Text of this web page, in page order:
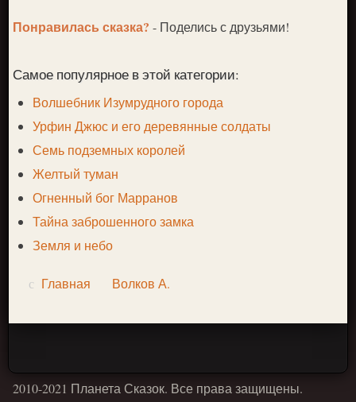
Понравилась сказка?- Поделись с друзьями!
Самое популярное в этой категории:
Волшебник Изумрудного города
Урфин Джюс и его деревянные солдаты
Семь подземных королей
Желтый туман
Огненный бог Марранов
Тайна заброшенного замка
Земля и небо
Главная Волков А.
2010-2021 Планета Сказок. Все права защищены.